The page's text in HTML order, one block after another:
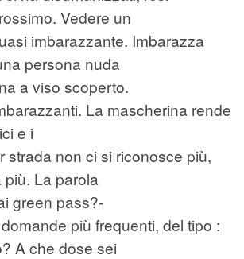
Vedere un
imbarazzante. Imbarazza
persona nuda
a viso scoperto.
La mascherina rende
e i
strada non ci si riconosce più,
più. La parola
green pass?-
più frequenti, del tipo :
A che dose sei